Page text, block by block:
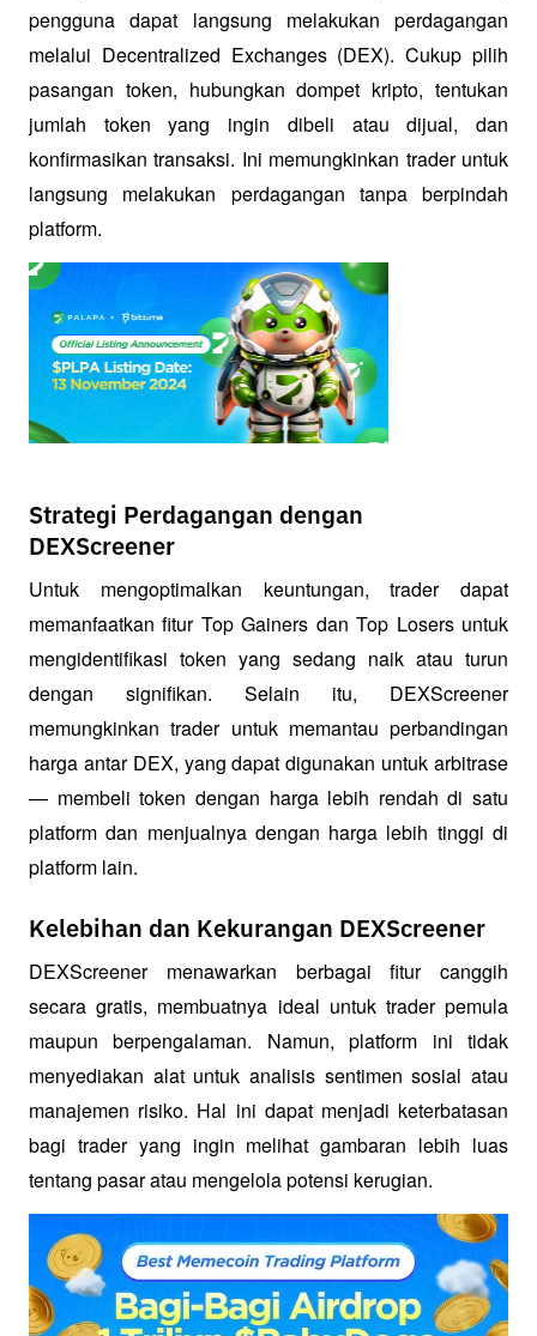
pengguna dapat langsung melakukan perdagangan
melalui Decentralized Exchanges (DEX). Cukup pilih
pasangan token, hubungkan dompet kripto, tentukan
jumlah token yang ingin dibeli atau dijual, dan
konfirmasikan transaksi. Ini memungkinkan trader untuk
langsung melakukan perdagangan tanpa berpindah
platform.
Strategi Perdagangan dengan
DEXScreener
Untuk mengoptimalkan keuntungan, trader dapat
memanfaatkan fitur Top Gainers dan Top Losers untuk
mengidentifikasi token yang sedang naik atau turun
dengan signifikan. Selain itu, DEXScreener
memungkinkan trader untuk memantau perbandingan
harga antar DEX, yang dapat digunakan untuk arbitrase
— membeli token dengan harga lebih rendah di satu
platform dan menjualnya dengan harga lebih tinggi di
platform lain.
Kelebihan dan Kekurangan DEXScreener
DEXScreener menawarkan berbagai fitur canggih
secara gratis, membuatnya ideal untuk trader pemula
maupun berpengalaman. Namun, platform ini tidak
menyediakan alat untuk analisis sentimen sosial atau
manajemen risiko. Hal ini dapat menjadi keterbatasan
bagi trader yang ingin melihat gambaran lebih luas
tentang pasar atau mengelola potensi kerugian.